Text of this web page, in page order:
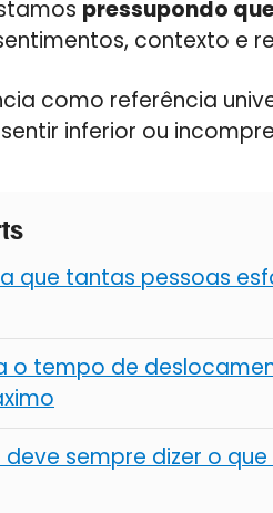
pressupondo
contexto e
como referência
inferior ou
que tantas pessoas
o tempo de
sempre dizer o